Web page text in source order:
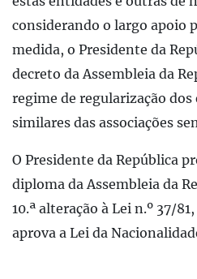
considerando o largo apoio
medida, o Presidente da
decreto da Assembleia da
regime de regularização
similares das associações
O Presidente da República
diploma da Assembleia da
10.ª alteração à Lei n.º 37/
aprova a Lei da